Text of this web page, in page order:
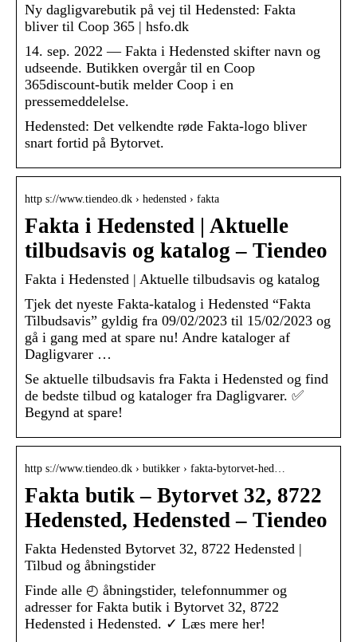
Ny dagligvarebutik på vej til Hedensted: Fakta
bliver til Coop 365 | hsfo.dk
14. sep. 2022 — Fakta i Hedensted skifter navn og
udseende. Butikken overgår til en Coop
365discount-butik melder Coop i en
pressemeddelelse.
Hedensted: Det velkendte røde Fakta-logo bliver
snart fortid på Bytorvet.
http s://www.tiendeo.dk › hedensted › fakta
Fakta i Hedensted | Aktuelle
tilbudsavis og katalog – Tiendeo
Fakta i Hedensted | Aktuelle tilbudsavis og katalog
Tjek det nyeste Fakta-katalog i Hedensted “Fakta
Tilbudsavis” gyldig fra 09/02/2023 til 15/02/2023 og
gå i gang med at spare nu! Andre kataloger af
Dagligvarer …
Se aktuelle tilbudsavis fra Fakta i Hedensted og find
de bedste tilbud og kataloger fra Dagligvarer. ✅
Begynd at spare!
http s://www.tiendeo.dk › butikker › fakta-bytorvet-hed…
Fakta butik – Bytorvet 32, 8722
Hedensted, Hedensted – Tiendeo
Fakta Hedensted Bytorvet 32, 8722 Hedensted |
Tilbud og åbningstider
Finde alle ◴ åbningstider, telefonnummer og
adresser for Fakta butik i Bytorvet 32, 8722
Hedensted i Hedensted. ✓ Læs mere her!